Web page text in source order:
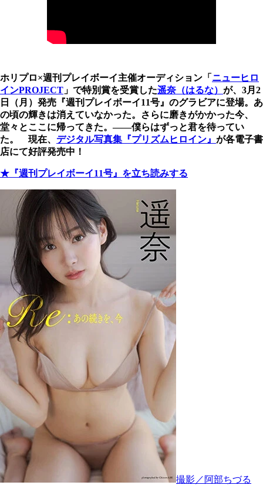
ホリプロ×週刊プレイボーイ主催オーディション「 ニューヒロ
インPROJECT 」で特別賞を受賞した遥奈（はるな） が、3月2
日（月）発売『週刊プレイボーイ11号』のグラビアに登場。あ
の頃の輝きは消えていなかった。さらに磨きがかかった今、
堂々とここに帰ってきた。――僕らはずっと君を待ってい
た。 現在、 デジタル写真集『プリズムヒロイン』 が各電子書
店にて好評発売中！
★『週刊プレイボーイ11号』を立ち読みする
撮影／阿部ちづる